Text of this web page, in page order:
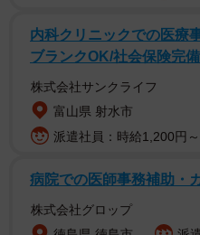
ったのは数年前から。ドロ
すると、シカに踏み荒らさ
帯にどんどん広がっていると
「宝が池でも同様にコバノ
がシカの捕獲を進めている
いない。今のうちに手を打
内科クリニックでの医療
ブランクOK/社会保険完
株式会社サンクライフ
富山県 射水市
派遣社員：時給1,200円
病院での医師事務補助・
株式会社グロップ